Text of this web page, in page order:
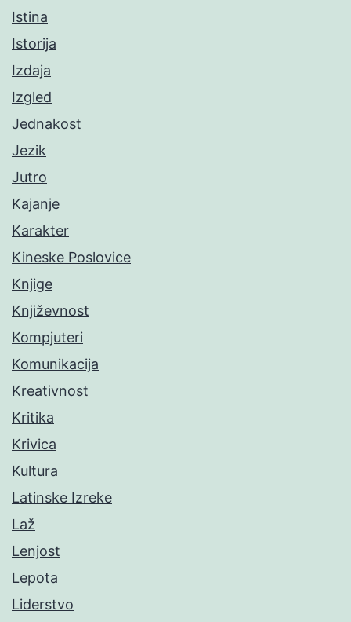
Istina
Istorija
Izdaja
Izgled
Jednakost
Jezik
Jutro
Kajanje
Karakter
Kineske Poslovice
Knjige
Književnost
Kompjuteri
Komunikacija
Kreativnost
Kritika
Krivica
Kultura
Latinske Izreke
Laž
Lenjost
Lepota
Liderstvo